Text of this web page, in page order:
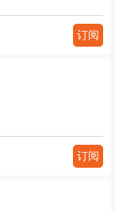
订阅
订阅